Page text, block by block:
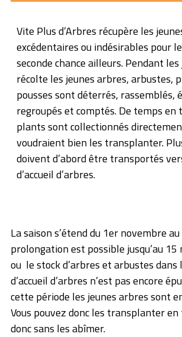
Vite Plus d’Arbres récupère les
excédentaires ou indésirables pour
seconde chance ailleurs. Pendant
récolte les jeunes arbres, arbustes,
pousses sont déterrés, rassemblés,
regroupés et comptés. De temps en
plants sont collectionnés
voudraient bien les transplanter.
doivent d’abord être transportés
d’accueil d’arbres.
La saison s’étend du 1er novembre
prolongation est possible jusqu’au 15
ou le stock d’arbres et arbustes dans
d’accueil d’arbres n’est pas encore
cette période les jeunes arbres sont
Vous pouvez donc les transplanter
donc sans les abîmer.